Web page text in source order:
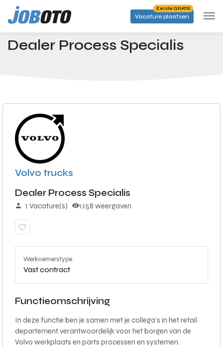
Skip to main content
Vacature plaatsen
Eerste GRATIS
Startpagina Banen Dealer Process Specialis
Dealer Process Specialis
Volvo trucks
Dealer Process Specialis
1 Vacature(s) 1,158 weergaven
Werknemerstype
Vast contract
Functieomschrijving
In deze functie ben je samen met je collega’s in het retail
departement verantwoordelijk voor het borgen van de
Volvo werkplaats en parts processen en systemen.